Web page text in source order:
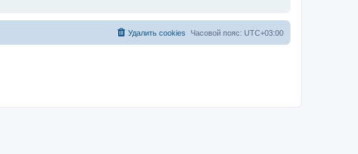
Часовой пояс: UTC+03:00
Удалить cookies